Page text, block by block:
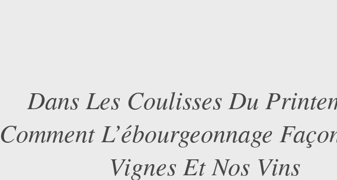
Dans Les Coulisses Du
Comment L’ébourgeonnage
Vignes Et Nos Vins